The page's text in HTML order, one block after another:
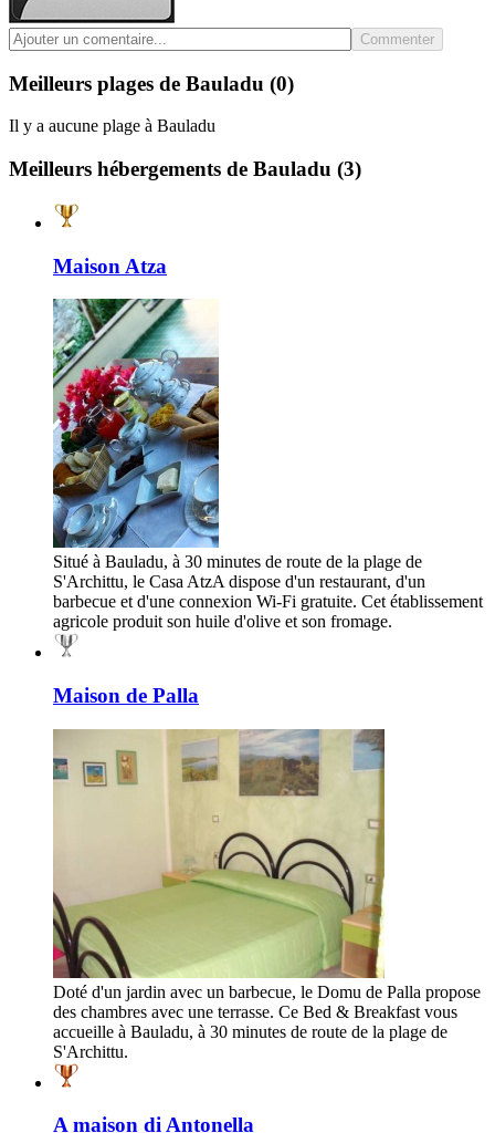
Commenter
Meilleurs plages de Bauladu (0)
Il y a aucune plage à Bauladu
Meilleurs hébergements de Bauladu (3)
Maison Atza
Situé à Bauladu, à 30 minutes de route de la plage de
S'Archittu, le Casa AtzA dispose d'un restaurant, d'un
barbecue et d'une connexion Wi-Fi gratuite. Cet établissement
agricole produit son huile d'olive et son fromage.
Maison de Palla
Doté d'un jardin avec un barbecue, le Domu de Palla propose
des chambres avec une terrasse. Ce Bed & Breakfast vous
accueille à Bauladu, à 30 minutes de route de la plage de
S'Archittu.
A maison di Antonella